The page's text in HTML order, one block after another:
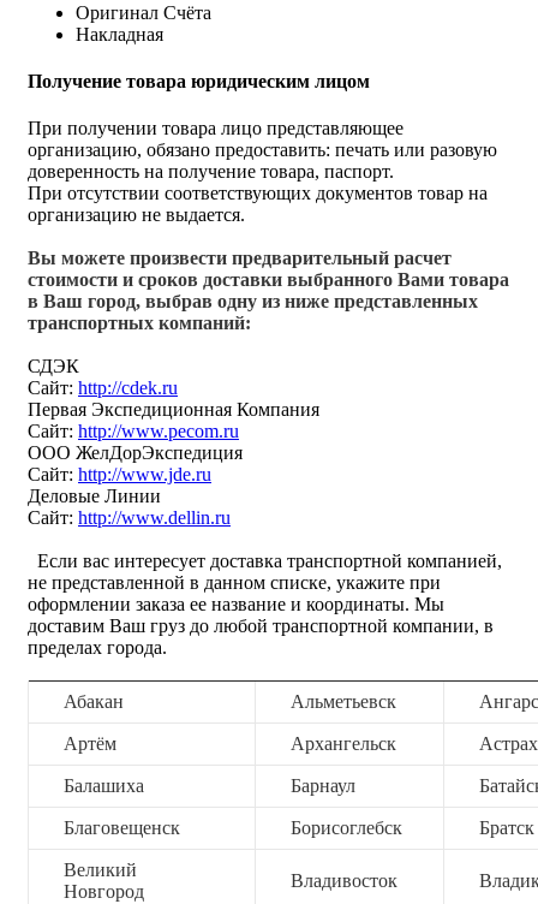
Оригинал Счёта
Накладная
Получение товара юридическим лицом
При получении товара лицо представляющее
организацию, обязано предоставить: печать или разовую
доверенность на получение товара, паспорт.
При отсутствии соответствующих документов товар на
организацию не выдается.
Вы можете произвести предварительный расчет
стоимости и сроков доставки выбранного Вами товара
в Ваш город, выбрав одну из ниже представленных
транспортных компаний:
СДЭК
Сайт: http://cdek.ru
Первая Экспедиционная Компания
Сайт: http://www.pecom.ru
ООО ЖелДорЭкспедиция
Сайт: http://www.jde.ru
Деловые Линии
Сайт: http://www.dellin.ru
Если вас интересует доставка транспортной компанией,
не представленной в данном списке, укажите при
оформлении заказа ее название и координаты. Мы
доставим Ваш груз до любой транспортной компании, в
пределах города.
Абакан Альметьевск
Артём Архангельск
Балашиха Барнаул
Благовещенск Борисоглебск Братск
Великий
Новгород
Владивосток